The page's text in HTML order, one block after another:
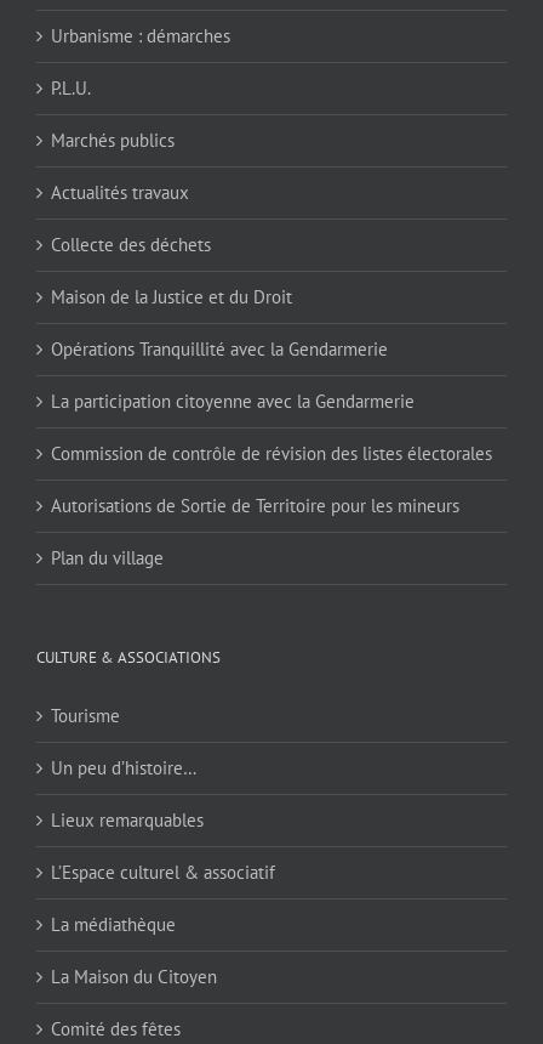
Urbanisme : démarches
P.L.U.
Marchés publics
Actualités travaux
Collecte des déchets
Maison de la Justice et du Droit
Opérations Tranquillité avec la Gendarmerie
La participation citoyenne avec la Gendarmerie
Commission de contrôle de révision des listes électorales
Autorisations de Sortie de Territoire pour les mineurs
Plan du village
CULTURE & ASSOCIATIONS
Tourisme
Un peu d’histoire…
Lieux remarquables
L’Espace culturel & associatif
La médiathèque
La Maison du Citoyen
Comité des fêtes